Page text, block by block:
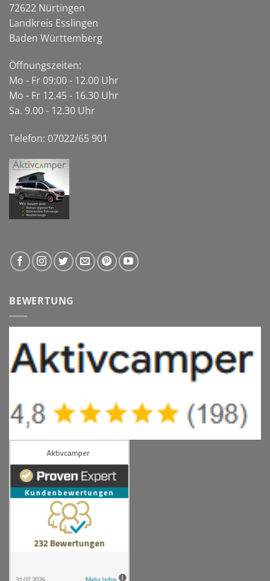
72622 Nürtingen
Landkreis Esslingen
Baden Württemberg
Öffnungszeiten:
Mo - Fr 09:00 - 12.00 Uhr
Mo - Fr 12.45 - 16.30 Uhr
Sa. 9.00 - 12.30 Uhr
Telefon: 07022/65 901
BEWERTUNG